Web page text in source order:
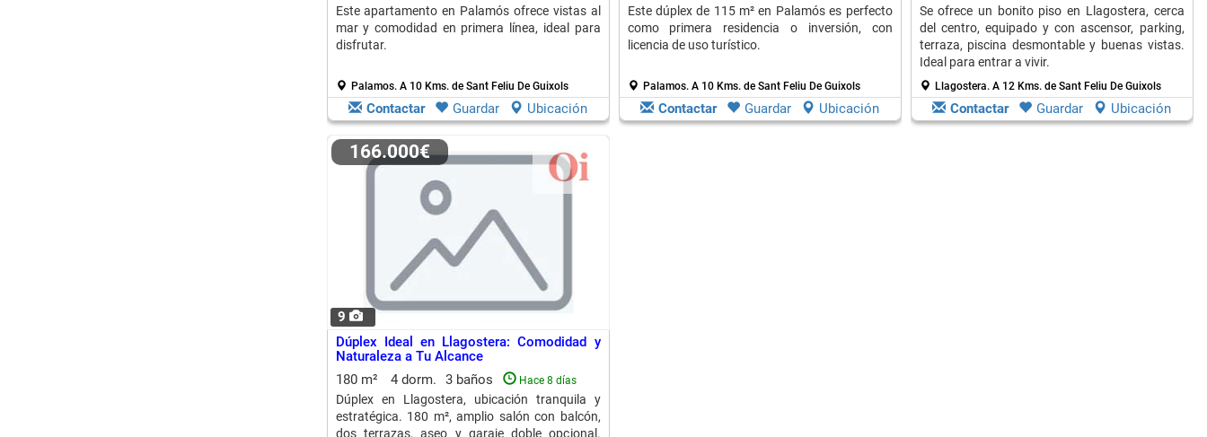
Este apartamento en Palamós ofrece vistas al
mar y comodidad en primera línea, ideal para
disfrutar.
Palamos. A 10 Kms. de Sant Feliu De Guixols
Contactar Guardar Ubicación
Este dúplex de 115 m² en Palamós es perfecto
como primera residencia o inversión, con
licencia de uso turístico.
Palamos. A 10 Kms. de Sant Feliu De Guixols
Contactar Guardar Ubicación
Se ofrece un bonito piso en Llagostera, cerca
del centro, equipado y con ascensor, parking,
terraza, piscina desmontable y buenas vistas.
Ideal para entrar a vivir.
Llagostera. A 12 Kms. de Sant Feliu De Guixols
Contactar Guardar Ubicación
9
166.000€
Dúplex Ideal en Llagostera: Comodidad y
Naturaleza a Tu Alcance
180 m²
4 dorm. 3 baños Hace 8 días
Dúplex en Llagostera, ubicación tranquila y
estratégica. 180 m², amplio salón con balcón,
dos terrazas, aseo y garaje doble opcional.